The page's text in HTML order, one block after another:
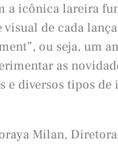
icônica lareira
de cada
ou seja, um
as
diversos tipos
Milan,